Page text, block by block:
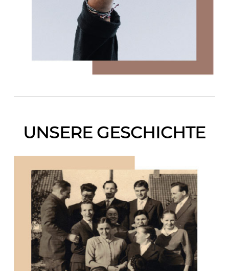
UNSERE GESCHICHTE